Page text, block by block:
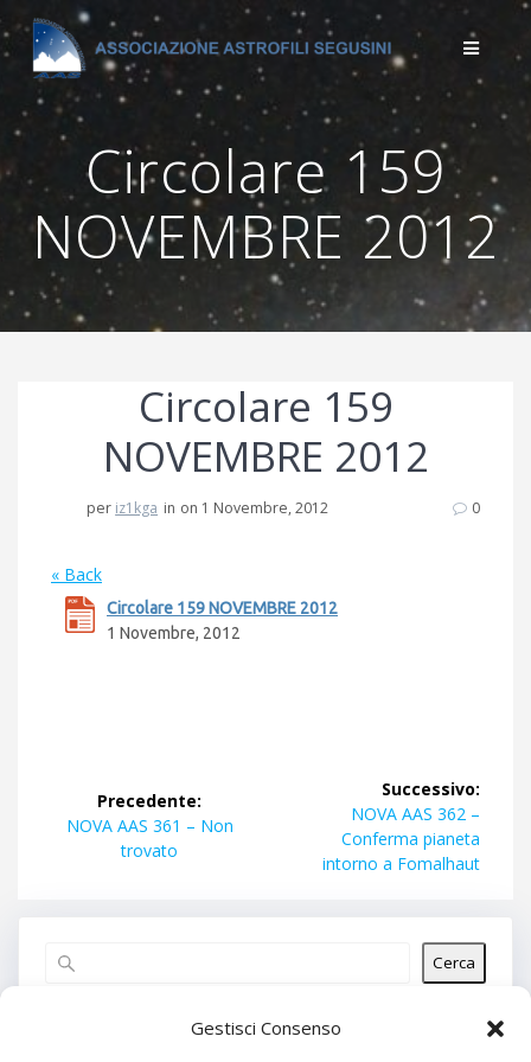
Gestisci Consenso
Salta
al
contenuto
Circolare 159
NOVEMBRE 2012
Circolare 159
NOVEMBRE 2012
per iz1kga in on 1 Novembre, 2012 0
« Back
Circolare 159 NOVEMBRE 2012
1 Novembre, 2012
articoliPrecedente:
Articolo
precedente:
NOVA AAS 361 – Non
trovato
Successivo:
Articolo
successivo:
NOVA AAS 362 –
Conferma pianeta
intorno a Fomalhaut
Cerca
Articoli recenti